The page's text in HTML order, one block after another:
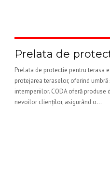
Prelata de
Prelata de protectie pentru terasa
protejarea teraselor, oferind
intemperiilor. CODA oferă produse
nevoilor clienților, asigurând o...